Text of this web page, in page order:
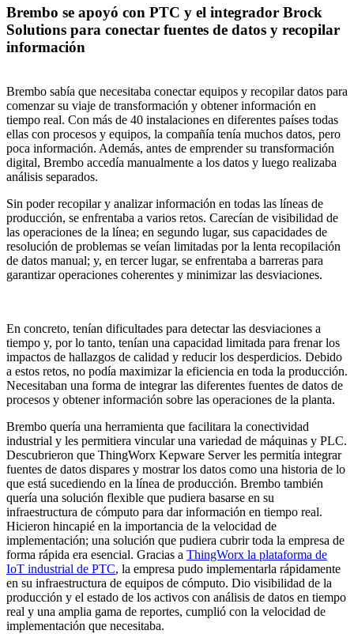
Brembo se apoyó con PTC y el integrador Brock
Solutions para conectar fuentes de datos y recopilar
información
Brembo sabía que necesitaba conectar equipos y recopilar datos para
comenzar su viaje de transformación y obtener información en
tiempo real. Con más de 40 instalaciones en diferentes países todas
ellas con procesos y equipos, la compañía tenía muchos datos, pero
poca información. Además, antes de emprender su transformación
digital, Brembo accedía manualmente a los datos y luego realizaba
análisis separados.
Sin poder recopilar y analizar información en todas las líneas de
producción, se enfrentaba a varios retos. Carecían de visibilidad de
las operaciones de la línea; en segundo lugar, sus capacidades de
resolución de problemas se veían limitadas por la lenta recopilación
de datos manual; y, en tercer lugar, se enfrentaba a barreras para
garantizar operaciones coherentes y minimizar las desviaciones.
En concreto, tenían dificultades para detectar las desviaciones a
tiempo y, por lo tanto, tenían una capacidad limitada para frenar los
impactos de hallazgos de calidad y reducir los desperdicios. Debido
a estos retos, no podía maximizar la eficiencia en toda la producción.
Necesitaban una forma de integrar las diferentes fuentes de datos de
procesos y obtener información sobre las operaciones de la planta.
Brembo quería una herramienta que facilitara la conectividad
industrial y les permitiera vincular una variedad de máquinas y PLC.
Descubrieron que ThingWorx Kepware Server les permitía integrar
fuentes de datos dispares y mostrar los datos como una historia de lo
que está sucediendo en la línea de producción. Brembo también
quería una solución flexible que pudiera basarse en su
infraestructura de cómputo para dar información en tiempo real.
Hicieron hincapié en la importancia de la velocidad de
implementación; una solución que pudiera cubrir toda la empresa de
forma rápida era esencial. Gracias a ThingWorx la plataforma de
IoT industrial de PTC, la empresa pudo implementarla rápidamente
en su infraestructura de equipos de cómputo. Dio visibilidad de la
producción y el estado de los activos con análisis de datos en tiempo
real y una amplia gama de reportes, cumplió con la velocidad de
implementación que necesitaba.